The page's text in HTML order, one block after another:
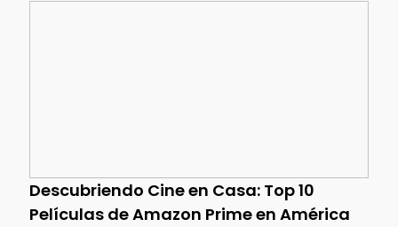
Descubriendo Cine en Casa: Top 10
Películas de Amazon Prime en América